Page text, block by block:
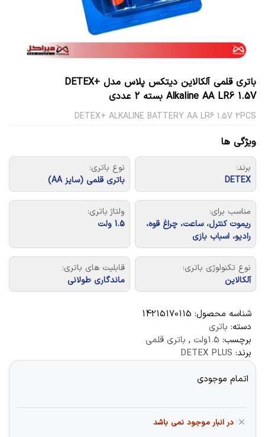
باتری قلمی آلکالاین دیتکس پلاس مدل DETEX+
Alkaline AA LR6 1.5V بسته 2 عددی
DETEX+ ALKALINE BATTERY AA LR6 1.5V 2PCS
ویژگی ها
برند:
DETEX
نوع باتری:
باتری قلمی (سایز AA)
مناسب برای:
ریموت کنترل، ساعت، چراغ قوه،
رادیو، اسباب بازی
ولتاژ باتری:
1.5 ولت
نوع تکنولوژی باتری:
آلکالاین
قابلیت های باتری:
ماندگاری طولانی
شناسه محصول: 14215170115
دسته: باتری
برچسب: 1.5ولت , باتری قلمی
برند: DETEX PLUS
اتمام موجودی
در انبار موجود نمی باشد